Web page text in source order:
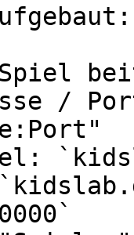
/